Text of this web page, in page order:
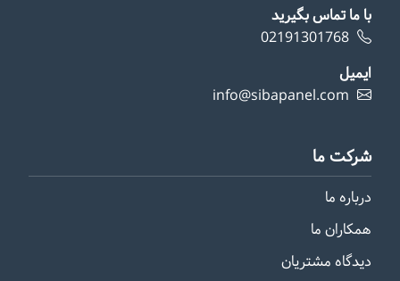
با ما تماس بگیرید
02191301768
ایمیل
info@sibapanel.com
شرکت ما
درباره ما
همکاران ما
دیدگاه مشتریان